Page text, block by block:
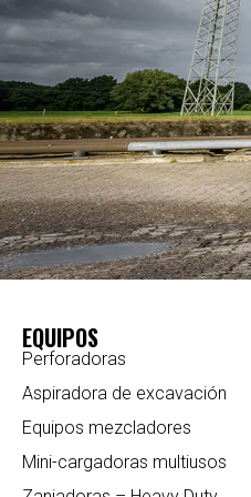
EQUIPOS
Perforadoras
Aspiradora de excavación
Equipos mezcladores
Mini-cargadoras multiusos